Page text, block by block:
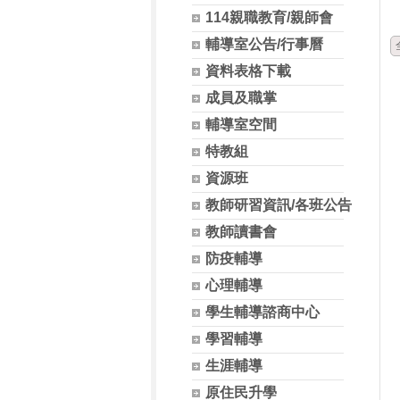
114親職教育/親師會
輔導室公告/行事曆
資料表格下載
成員及職掌
輔導室空間
特教組
資源班
教師研習資訊/各班公告
教師讀書會
防疫輔導
心理輔導
學生輔導諮商中心
學習輔導
生涯輔導
原住民升學